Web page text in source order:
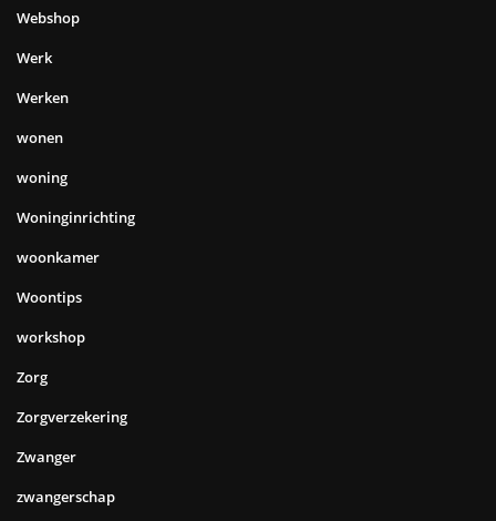
Webshop
Werk
Werken
wonen
woning
Woninginrichting
woonkamer
Woontips
workshop
Zorg
Zorgverzekering
Zwanger
zwangerschap